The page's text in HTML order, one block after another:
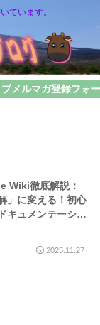
ています。
メルマガ登録フォ
Wiki徹底解説：
」に変える！初心
キュメンテーショ
2025.11.27